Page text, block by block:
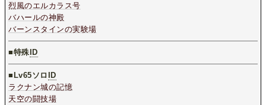
烈風のエルカラス号
バハールの神殿
バーンスタインの実験場
■特殊 ID
■ Lv65ソロ ID
ラクナン城の記憶
天空の闘技場